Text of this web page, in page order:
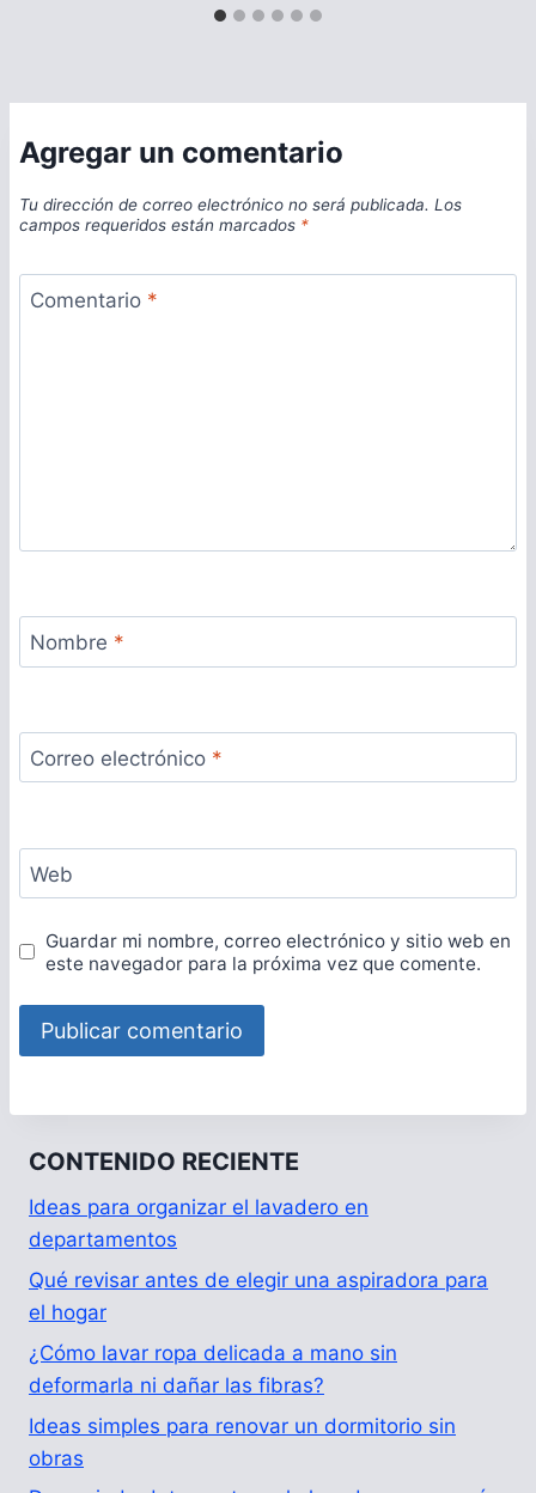
Agregar un comentario
Tu dirección de correo electrónico no será publicada. Los
campos requeridos están marcados *
Comentario *
Nombre *
Correo electrónico *
Web
Guardar mi nombre, correo electrónico y sitio web en
este navegador para la próxima vez que comente.
CONTENIDO RECIENTE
Ideas para organizar el lavadero en
departamentos
Qué revisar antes de elegir una aspiradora para
el hogar
¿Cómo lavar ropa delicada a mano sin
deformarla ni dañar las fibras?
Ideas simples para renovar un dormitorio sin
obras